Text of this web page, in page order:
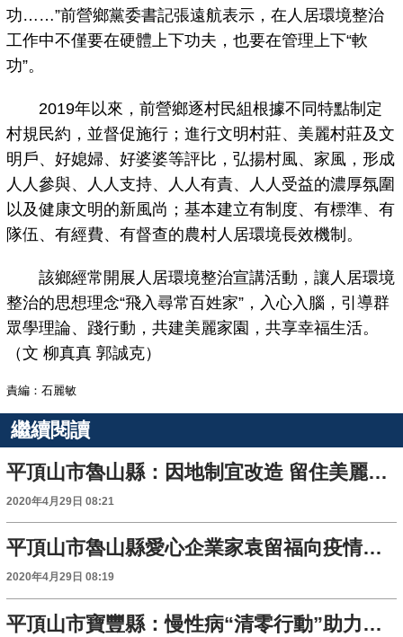
功……”前營鄉黨委書記張遠航表示，在人居環境整治
工作中不僅要在硬體上下功夫，也要在管理上下“軟
功”。
2019年以來，前營鄉逐村民組根據不同特點制定
村規民約，並督促施行；進行文明村莊、美麗村莊及文
明戶、好媳婦、好婆婆等評比，弘揚村風、家風，形成
人人參與、人人支持、人人有責、人人受益的濃厚氛圍
以及健康文明的新風尚；基本建立有制度、有標準、有
隊伍、有經費、有督查的農村人居環境長效機制。
該鄉經常開展人居環境整治宣講活動，讓人居環境
整治的思想理念“飛入尋常百姓家”，入心入腦，引導群
眾學理論、踐行動，共建美麗家園，共享幸福生活。
（文 柳真真 郭誠克）
責編：石麗敏
繼續閱讀
平頂山市魯山縣：因地制宜改造 留住美麗鄉愁
2020年4月29日 08:21
平頂山市魯山縣愛心企業家袁留福向疫情防控一線人員饋贈勞動節禮物
2020年4月29日 08:19
平頂山市寶豐縣：慢性病“清零行動”助力脫貧攻堅